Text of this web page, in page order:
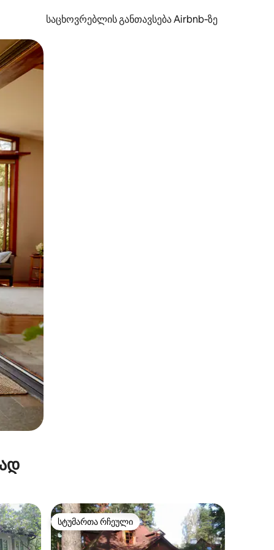
საცხოვრებლის განთავსება Airbnb‑ზე
შეხებისა თუ თითის გასმის ჟესტები.
სტუმართა რჩეული
სტუმართა რჩეული